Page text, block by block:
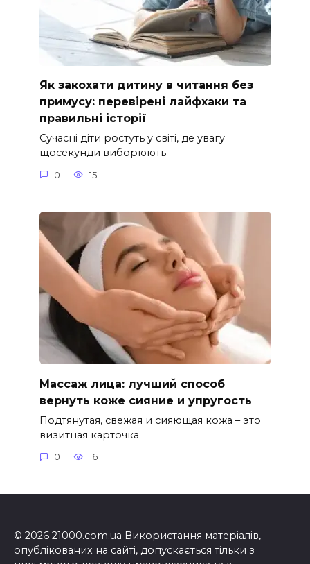
Як закохати дитину в читання без
примусу: перевірені лайфхаки та
правильні історії
Сучасні діти ростуть у світі, де увагу
щосекунди виборюють
0 15
Массаж лица: лучший способ
вернуть коже сияние и упругость
Подтянутая, свежая и сияющая кожа – это
визитная карточка
0 16
© 2026 21000.com.ua Використання матеріалів,
опублікованих на сайті, допускається тільки з